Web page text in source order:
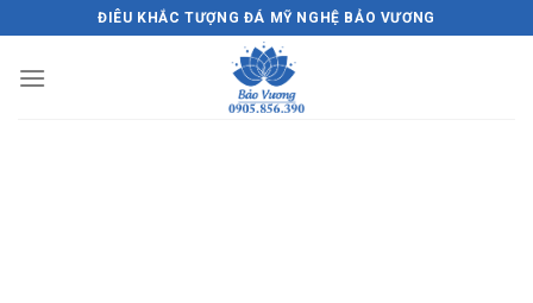
to
content
ĐIÊU KHẮC TƯỢNG ĐÁ MỸ NGHỆ BẢO VƯƠNG